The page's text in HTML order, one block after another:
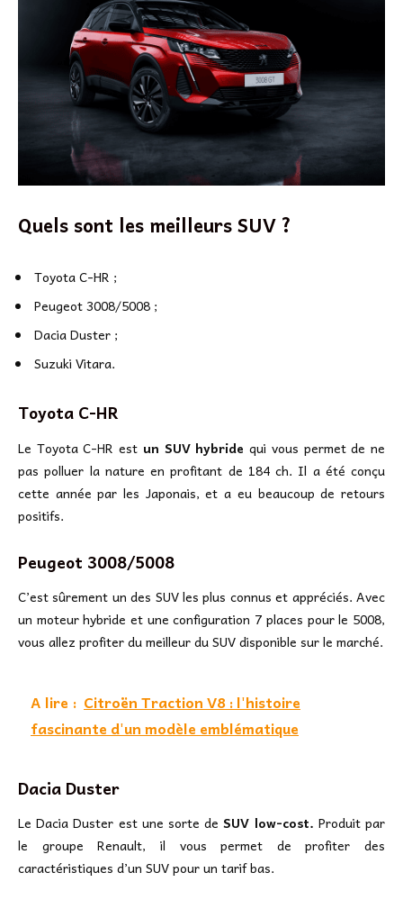
Quels sont les meilleurs SUV ?
Toyota C-HR ;
Peugeot 3008/5008 ;
Dacia Duster ;
Suzuki Vitara.
Toyota C-HR
Le Toyota C-HR est un SUV hybridequi vous permet de ne
pas polluer la nature en profitant de 184 ch. Il a été conçu
cette année par les Japonais, et a eu beaucoup de retours
positifs.
Peugeot 3008/5008
C’est sûrement un des SUV les plus connus et appréciés. Avec
un moteur hybride et une configuration 7 places pour le 5008,
vous allez profiter du meilleur du SUV disponible sur le marché.
A lire : Citroën Traction V8 : l'histoire
fascinante d'un modèle emblématique
Dacia Duster
Le Dacia Duster est une sorte deSUV low-cost. Produit par
le groupe Renault, il vous permet de profiter des
caractéristiques d’un SUV pour un tarif bas.